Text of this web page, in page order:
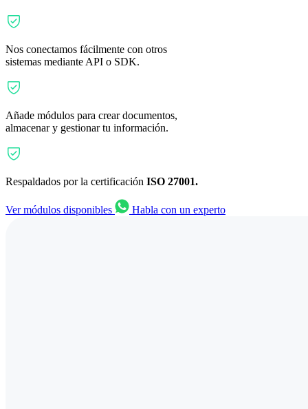
Nos conectamos fácilmente con otros
sistemas mediante API o SDK.
Añade módulos para crear documentos,
almacenar y gestionar tu información.
Respaldados por la certificación ISO 27001.
Ver módulos disponibles Habla con un experto